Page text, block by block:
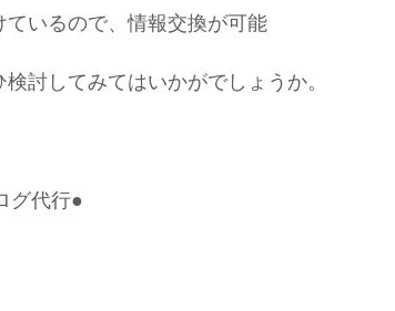
ているので、情報交換が可能
討してみてはいかがでしょうか。
グ代行●